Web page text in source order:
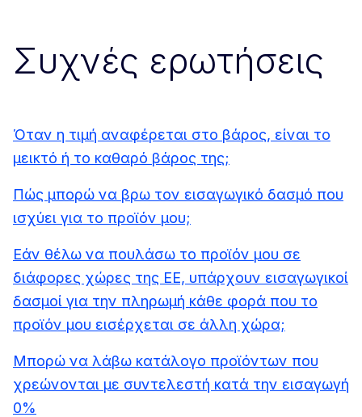
Συχνές ερωτήσεις
Όταν η τιμή αναφέρεται στο βάρος, είναι το
μεικτό ή το καθαρό βάρος της;
Πώς μπορώ να βρω τον εισαγωγικό δασμό που
ισχύει για το προϊόν μου;
Εάν θέλω να πουλάσω το προϊόν μου σε
διάφορες χώρες της ΕΕ, υπάρχουν εισαγωγικοί
δασμοί για την πληρωμή κάθε φορά που το
προϊόν μου εισέρχεται σε άλλη χώρα;
Μπορώ να λάβω κατάλογο προϊόντων που
χρεώνονται με συντελεστή κατά την εισαγωγή
0%